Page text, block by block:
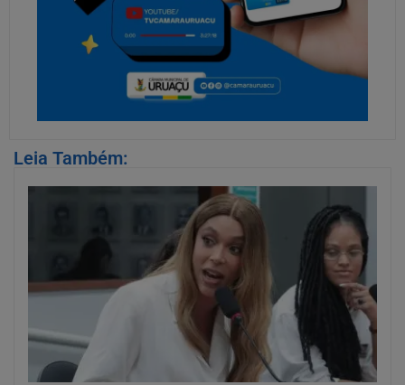
Leia Também: